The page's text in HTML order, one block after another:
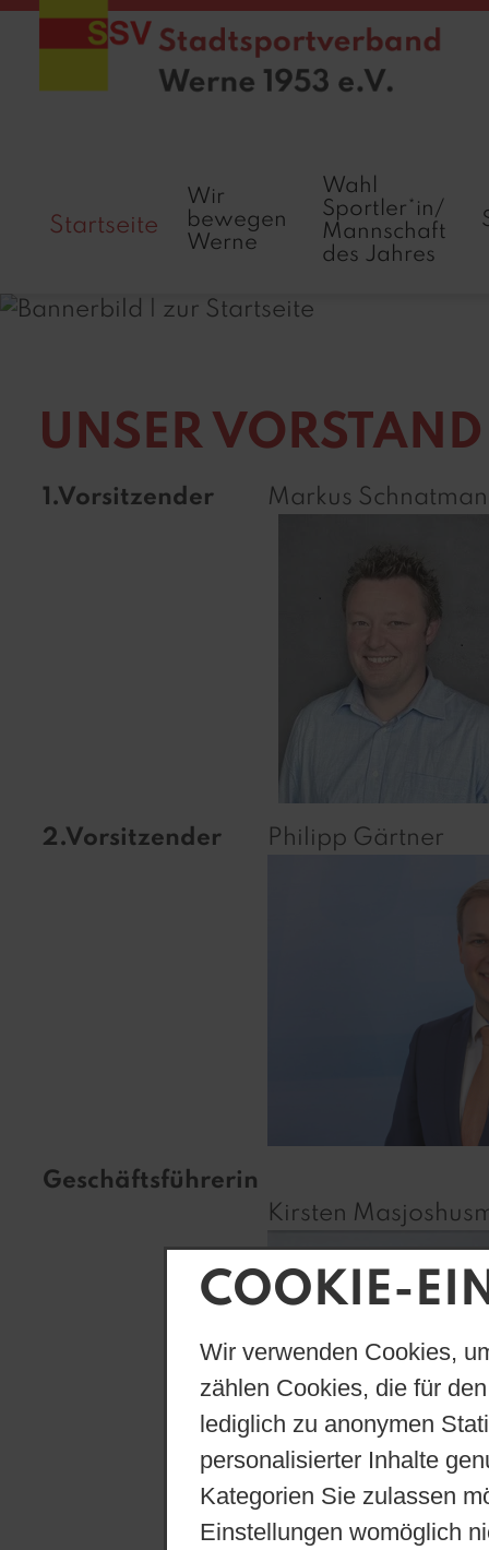
COOKIE-
Wir verwenden Cookies,
zählen Cookies, die für
lediglich zu anonymen
personalisierter Inhalte
Kategorien Sie zulassen
Einstellungen womöglich
Startseite
Wir
bewegen
Werne
Wahl
Sportler*in/
Mannschaft
des Jahres
UNSER VORSTAND
1.Vorsitzender Markus
2.Vorsitzender Philipp Gärtner
Geschäftsführerin
Kirsten